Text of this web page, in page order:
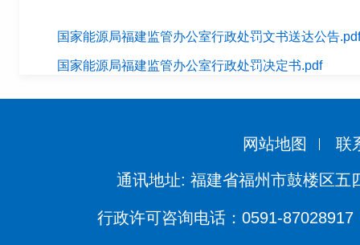
国家能源局福建监管办公室行政处罚文书送达公告.pdf
国家能源局福建监管办公室行政处罚决定书.pdf
网站地图 联
通讯地址: 福建省福州市鼓楼区五
行政许可咨询电话：0591-